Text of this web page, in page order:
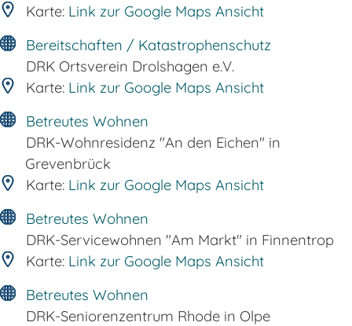
Karte: Link zur Google Maps Ansicht
Bereitschaften / Katastrophenschutz
DRK Ortsverein Drolshagen e.V.
Karte: Link zur Google Maps Ansicht
Betreutes Wohnen
DRK-Wohnresidenz "An den Eichen" in
Grevenbrück
Karte: Link zur Google Maps Ansicht
Betreutes Wohnen
DRK-Servicewohnen "Am Markt" in Finnentrop
Karte: Link zur Google Maps Ansicht
Betreutes Wohnen
DRK-Seniorenzentrum Rhode in Olpe